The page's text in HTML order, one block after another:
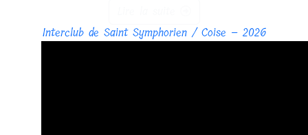
Interclub de Saint Symphorien / Coise – 2026